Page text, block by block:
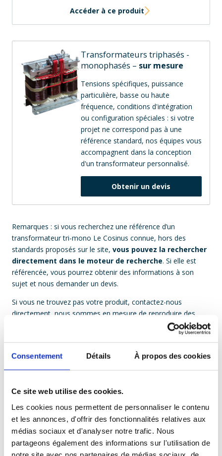
Consentement Détails À propos des cookies
Ce site web utilise des cookies.
Les cookies nous permettent de personnaliser le contenu
et les annonces, d'offrir des fonctionnalités relatives aux
médias sociaux et d'analyser notre trafic. Nous
partageons également des informations sur l'utilisation de
Accéder à ce produit
Transformateurs triphasés -
monophasés – sur mesure
Tensions spécifiques, puissance
particulière, basse ou haute
fréquence, conditions d'intégration
ou configuration spéciales : si votre
projet ne correspond pas à une
référence standard, nos équipes vous
accompagnent dans la conception
d'un transformateur personnalisé.
Obtenir un devis
Remarques : si vous recherchez une référence d’un
transformateur tri-mono Le Cosinus connue, hors des
standards proposés sur le site, vous pouvez la rechercher
directement dans le moteur de recherche. Si elle est
référencée, vous pourrez obtenir des informations à son
sujet et nous demander un devis.
Si vous ne trouvez pas votre produit, contactez-nous
directement, nous sommes en mesure de reproduire des
produits même fabriqués depuis de nombreuses années.
Les tensions standard en triphasé sont aujourd’hui 400V en
Europe, mais encore de nombreuses personnes utilisent
difficulté les produits affichant les anciennes tensions. Ils n’en
Notez que tous nos transformateurs basse tension sont
systématiquement imprégnés sous vide et sous pression
dans une résine tropicalisée. Cette technique est un gage de
qualité que de moins en moins d’entreprises prennent le